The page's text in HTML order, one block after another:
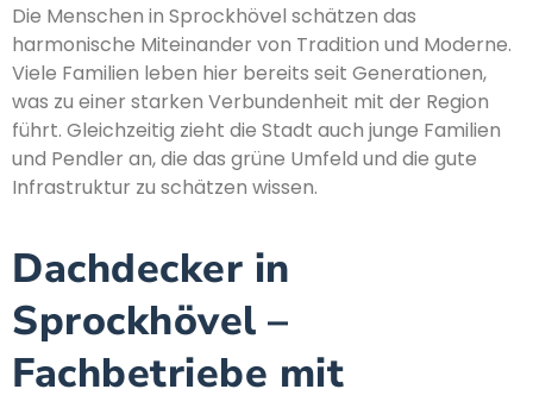
Die Menschen in Sprockhövel schätzen das
harmonische Miteinander von Tradition und Moderne.
Viele Familien leben hier bereits seit Generationen,
was zu einer starken Verbundenheit mit der Region
führt. Gleichzeitig zieht die Stadt auch junge Familien
und Pendler an, die das grüne Umfeld und die gute
Infrastruktur zu schätzen wissen.
Dachdecker in
Sprockhövel –
Fachbetriebe mit